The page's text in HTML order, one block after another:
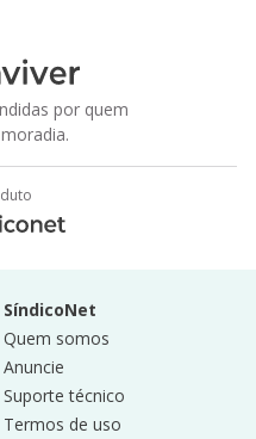
por quem
SíndicoNet
Quem somos
Anuncie
Suporte técnico
Termos de uso